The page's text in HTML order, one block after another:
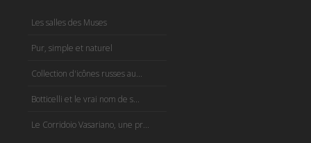
Les salles des Muses
Pur, simple et naturel
Collection d'icônes russes au...
Botticelli et le vrai nom de s...
Le Corridoio Vasariano, une pr...